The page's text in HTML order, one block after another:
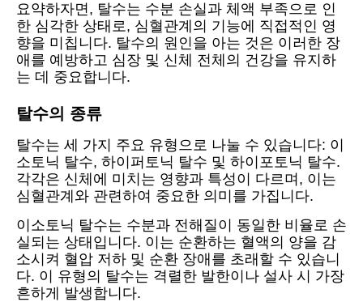
요약하자면, 탈수는 수분 손실과 체액 부족으로 인
한 심각한 상태로, 심혈관계의 기능에 직접적인 영
향을 미칩니다. 탈수의 원인을 아는 것은 이러한 장
애를 예방하고 심장 및 신체 전체의 건강을 유지하
는 데 중요합니다.
탈수의 종류
탈수는 세 가지 주요 유형으로 나눌 수 있습니다: 이
소토닉 탈수, 하이퍼토닉 탈수 및 하이포토닉 탈수.
각각은 신체에 미치는 영향과 특성이 다르며, 이는
심혈관계와 관련하여 중요한 의미를 가집니다.
이소토닉 탈수는 수분과 전해질이 동일한 비율로 손
실되는 상태입니다. 이는 순환하는 혈액의 양을 감
소시켜 혈압 저하 및 순환 장애를 초래할 수 있습니
다. 이 유형의 탈수는 격렬한 발한이나 설사 시 가장
흔하게 발생합니다.